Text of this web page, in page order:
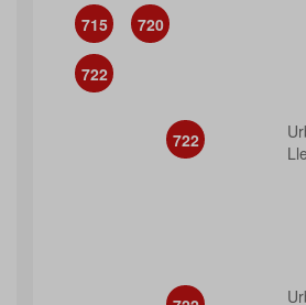
715 720
722
722